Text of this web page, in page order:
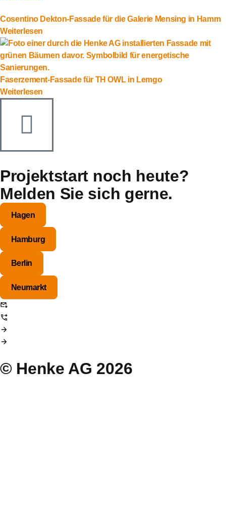
Cosentino Dekton-Fassade für die Galerie Mensing in Hamm
Weiterlesen
Faserzement-Fassade für TH OWL in Lemgo
Weiterlesen
Projektstart noch heute?
Melden Sie sich gerne.
Hagen
Hamburg
Berlin
Neumarkt
© Henke AG 2026